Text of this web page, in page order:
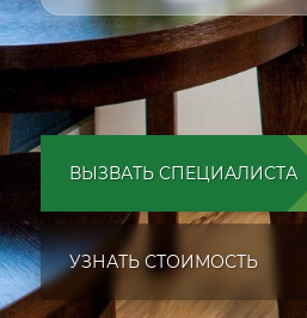
ВЫЗВАТЬ СПЕЦИАЛИСТА
УЗНАТЬ СТОИМОСТЬ